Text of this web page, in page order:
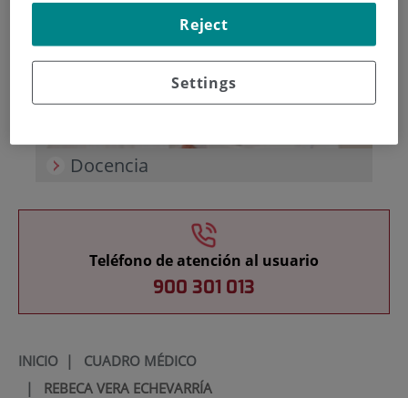
Docencia
Teléfono de atención al usuario
900 301 013
INICIO| CUADRO MÉDICO
| REBECA VERA ECHEVARRÍA
Settings
Reject